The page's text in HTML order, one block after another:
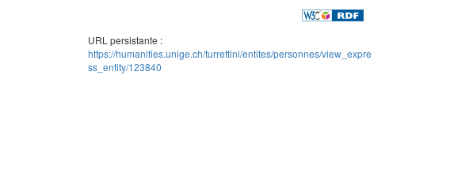
URL persistante :
https://humanities.unige.ch/turrettini/entites/personnes/view_expre
ss_entity/123840